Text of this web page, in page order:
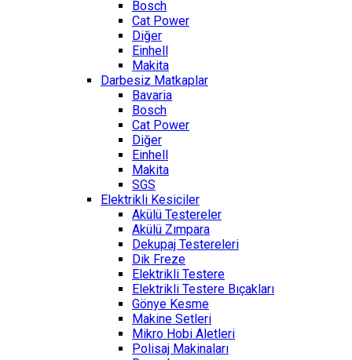
Bosch
Cat Power
Diğer
Einhell
Makita
Darbesiz Matkaplar
Bavaria
Bosch
Cat Power
Diğer
Einhell
Makita
SGS
Elektrikli Kesiciler
Akülü Testereler
Akülü Zımpara
Dekupaj Testereleri
Dik Freze
Elektrikli Testere
Elektrikli Testere Bıçakları
Gönye Kesme
Makine Setleri
Mikro Hobi Aletleri
Polisaj Makinaları